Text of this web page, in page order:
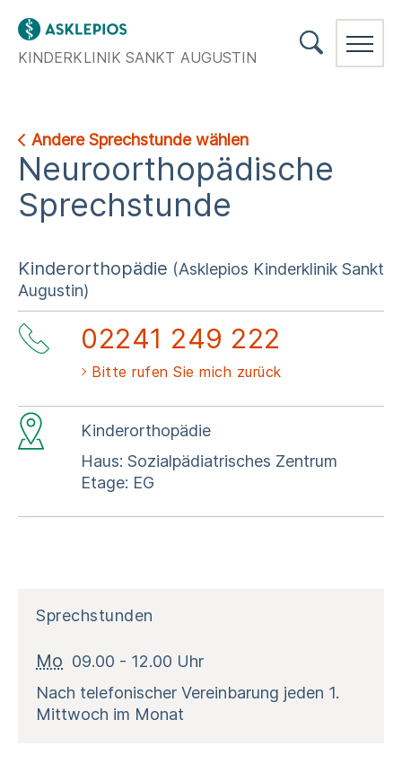
KINDERKLINIK SANKT AUGUSTIN
Andere Sprechstunde wählen
Neuroorthopädische
Sprechstunde
Kinderorthopädie (Asklepios Kinderklinik Sankt
Augustin)
02241 249 222
Bitte rufen Sie mich zurück
Kinderorthopädie
Haus: Sozialpädiatrisches Zentrum
Etage: EG
Sprechstunden
Mo 09.00 - 12.00 Uhr
Nach telefonischer Vereinbarung jeden 1.
Mittwoch im Monat